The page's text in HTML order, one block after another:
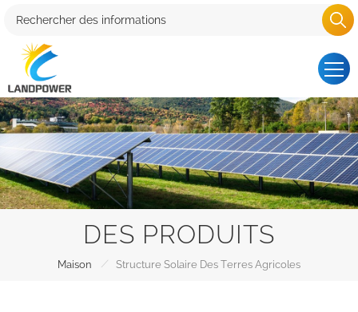
DES PRODUITS
Maison / Structure Solaire Des Terres Agricoles